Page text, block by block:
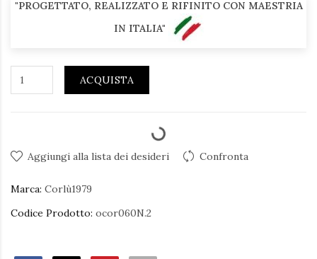
"PROGETTATO, REALIZZATO E RIFINITO CON MAESTRIA
IN ITALIA"
ACQUISTA
Aggiungi alla lista dei desideri Confronta
Marca: Corlù1979
Codice Prodotto: ocor060N.2